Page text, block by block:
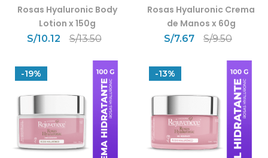
Rosas Hyaluronic Body
Lotion x 150g
S/13.50
S/10.12
Rosas Hyaluronic Crema
de Manos x 60g
S/9.50
S/7.67
-19% -13%